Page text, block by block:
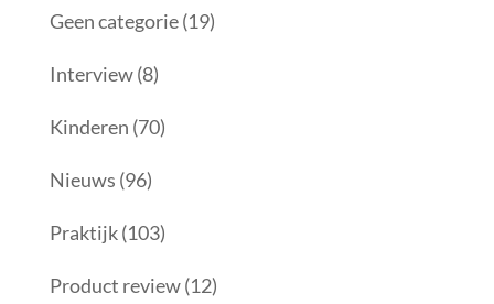
Geen categorie(19)
Interview(8)
Kinderen (70)
Nieuws (96)
Praktijk(103)
Product review(12)